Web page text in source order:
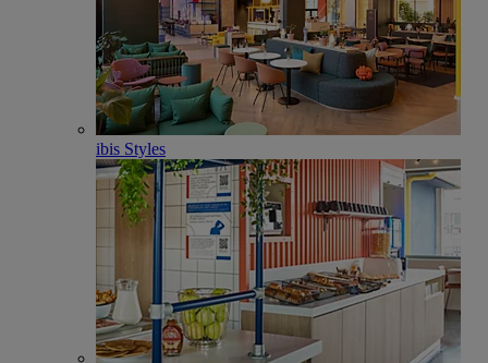
ibis Styles